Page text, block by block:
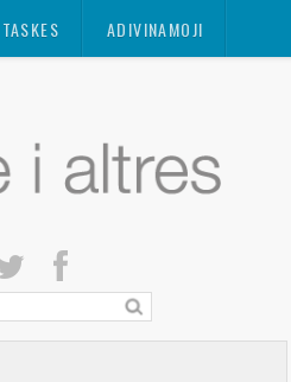
TASKES ADIVINAMOJI